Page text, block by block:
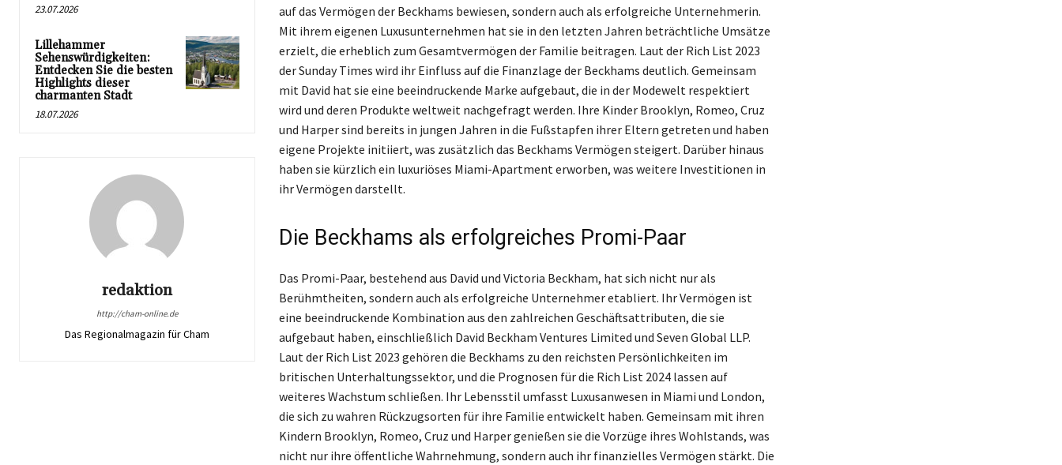
23.07.2026
Lillehammer
Sehenswürdigkeiten:
Entdecken Sie die besten
Highlights dieser
charmanten Stadt
18.07.2026
redaktion
http://cham-online.de
Das Regionalmagazin für Cham
auf das Vermögen der Beckhams bewiesen, sondern auch als erfolgreiche Unternehmerin.
Mit ihrem eigenen Luxusunternehmen hat sie in den letzten Jahren beträchtliche Umsätze
erzielt, die erheblich zum Gesamtvermögen der Familie beitragen. Laut der Rich List 2023
der Sunday Times wird ihr Einfluss auf die Finanzlage der Beckhams deutlich. Gemeinsam
mit David hat sie eine beeindruckende Marke aufgebaut, die in der Modewelt respektiert
wird und deren Produkte weltweit nachgefragt werden. Ihre Kinder Brooklyn, Romeo, Cruz
und Harper sind bereits in jungen Jahren in die Fußstapfen ihrer Eltern getreten und haben
eigene Projekte initiiert, was zusätzlich das Beckhams Vermögen steigert. Darüber hinaus
haben sie kürzlich ein luxuriöses Miami-Apartment erworben, was weitere Investitionen in
ihr Vermögen darstellt.
Die Beckhams als erfolgreiches Promi-Paar
Das Promi-Paar, bestehend aus David und Victoria Beckham, hat sich nicht nur als
Berühmtheiten, sondern auch als erfolgreiche Unternehmer etabliert. Ihr Vermögen ist
eine beeindruckende Kombination aus den zahlreichen Geschäftsattributen, die sie
aufgebaut haben, einschließlich David Beckham Ventures Limited und Seven Global LLP.
Laut der Rich List 2023 gehören die Beckhams zu den reichsten Persönlichkeiten im
britischen Unterhaltungssektor, und die Prognosen für die Rich List 2024 lassen auf
weiteres Wachstum schließen. Ihr Lebensstil umfasst Luxusanwesen in Miami und London,
die sich zu wahren Rückzugsorten für ihre Familie entwickelt haben. Gemeinsam mit ihren
Kindern Brooklyn, Romeo, Cruz und Harper genießen sie die Vorzüge ihres Wohlstands, was
nicht nur ihre öffentliche Wahrnehmung, sondern auch ihr finanzielles Vermögen stärkt. Die